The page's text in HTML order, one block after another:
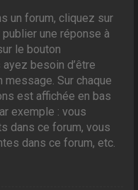
un forum, cliquez sur
une réponse à
le bouton
besoin d’être
message. Sur chaque
est affichée en bas
exemple : vous
dans ce forum, vous
dans ce forum, etc.